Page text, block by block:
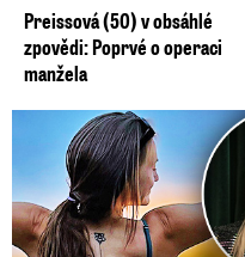
Preissová (50) v obsáhlé
zpovědi: Poprvé o operaci
manžela
Germáni z Jejího těla: